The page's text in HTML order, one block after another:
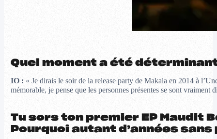
Quel moment a été
IO : « Je dirais le soir de la release party de Makala en 2014 à
mémorable, je pense que les personnes présentes se sont vraiment
Tu sors ton premier EP Maudit
Pourquoi autant d’années